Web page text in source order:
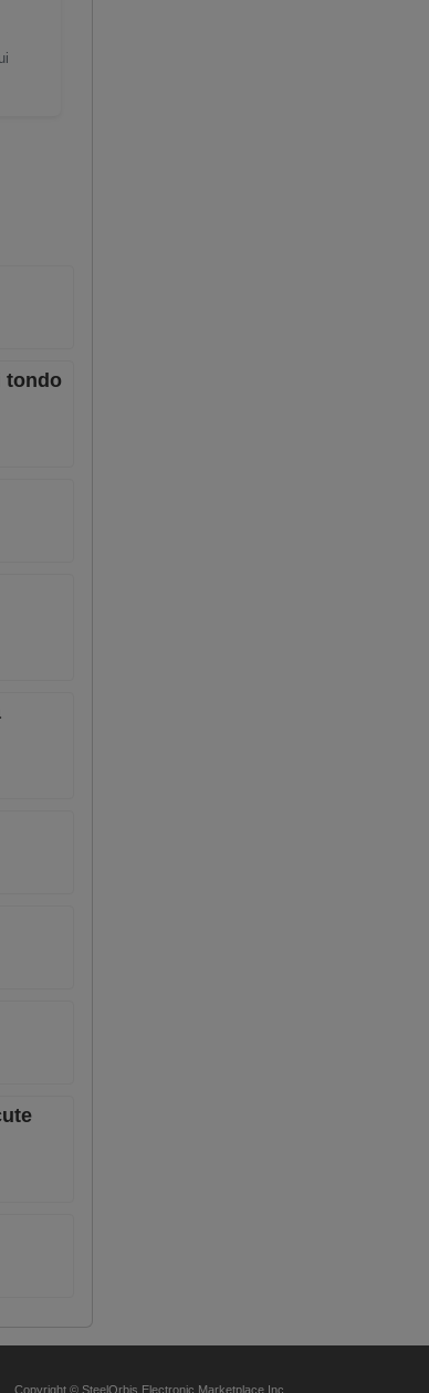
tondo
Copyright © SteelOrbis Electronic Marketplace Inc.